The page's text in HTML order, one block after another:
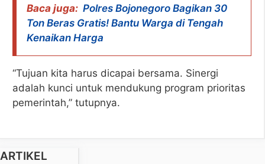
Baca juga: Polres Bojonegoro Bagikan 30
Ton Beras Gratis! Bantu Warga di Tengah
Kenaikan Harga
“Tujuan kita harus dicapai bersama. Sinergi
adalah kunci untuk mendukung program prioritas
pemerintah,” tutupnya.
ARTIKEL